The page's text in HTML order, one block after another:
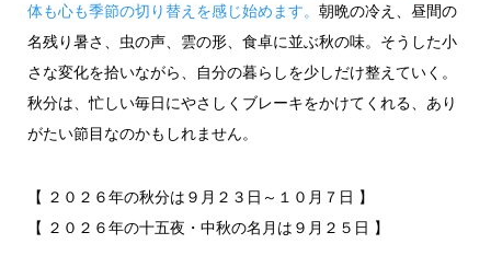
体も心も季節の切り替えを感じ始めます。 朝晩の冷え、昼間の
名残り暑さ、虫の声、雲の形、食卓に並ぶ秋の味。そうした小
さな変化を拾いながら、自分の暮らしを少しだけ整えていく。
秋分は、忙しい毎日にやさしくブレーキをかけてくれる、あり
がたい節目なのかもしれません。
【 ２０２６年の秋分は９月２３日～１０月７日 】
【 ２０２６年の十五夜・中秋の名月は９月２５日 】